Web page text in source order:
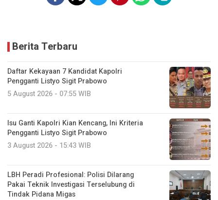
Berita Terbaru
Daftar Kekayaan 7 Kandidat Kapolri
Pengganti Listyo Sigit Prabowo
5 August 2026 - 07:55 WIB
Isu Ganti Kapolri Kian Kencang, Ini Kriteria
Pengganti Listyo Sigit Prabowo
3 August 2026 - 15:43 WIB
LBH Peradi Profesional: Polisi Dilarang
Pakai Teknik Investigasi Terselubung di
Tindak Pidana Migas